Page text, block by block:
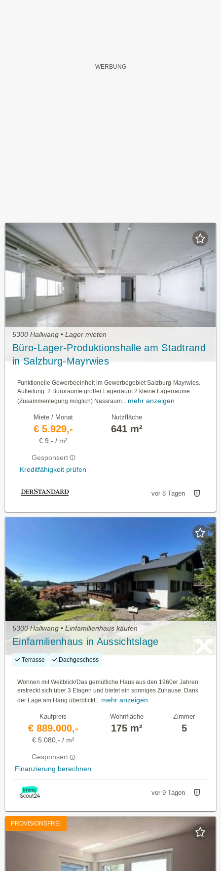
5300 Hallwang • Lager mieten
Büro-Lager-Produktionshalle am Stadtrand
in Salzburg-Mayrwies
Funktionelle Gewerbeeinheit im Gewerbegebiet Salzburg-Mayrwies.
Aufteilung: 2 Büroräume großer Lagerraum 2 kleine Lagerräume
(Zusammenlegung möglich) Nassraum... mehr anzeigen
Miete / Monat
€ 5.929,-
€ 9,- / m²
Gesponsert
Kreditfähigkeit prüfen
Nutzfläche
641 m²
vor 8 Tagen
5300 Hallwang • Einfamilienhaus kaufen
Einfamilienhaus in Aussichtslage
Terrasse Dachgeschoss
Wohnen mit Weitblick!Das gemütliche Haus aus den 1960er Jahren
erstreckt sich über 3 Etagen und bietet ein sonniges Zuhause. Dank
der Lage am Hang überblickt... mehr anzeigen
Kaufpreis
€ 889.000,-
€ 5.080,- / m²
Gesponsert
Finanzierung berechnen
Wohnfläche
175 m²
Zimmer
5
vor 9 Tagen
PROVISIONSFREI